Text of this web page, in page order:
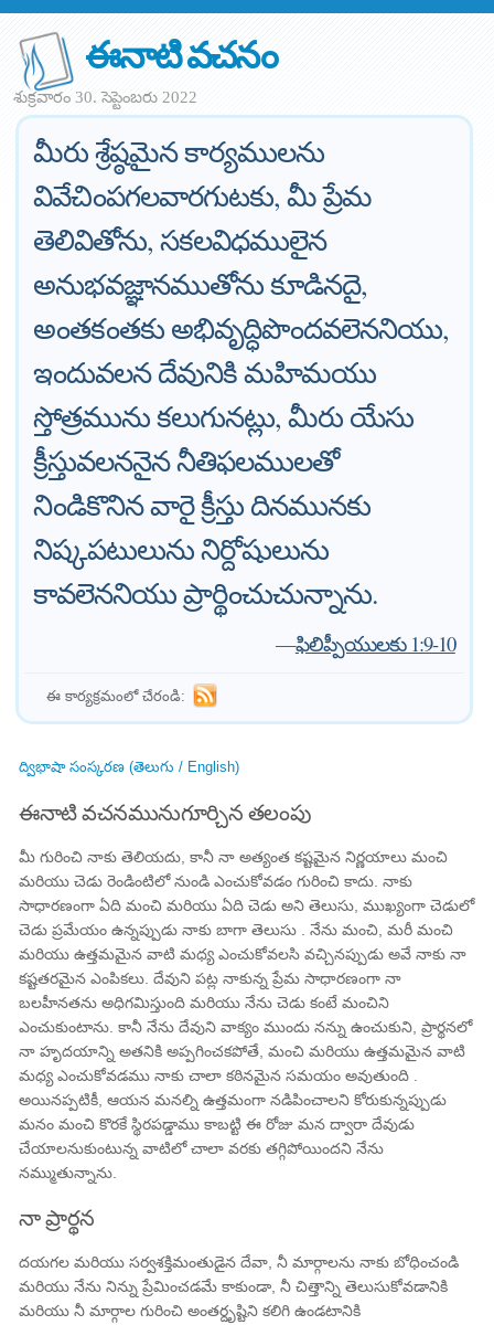
ఈనాటి వచనం
శుక్రవారం 30. సెప్టెంబరు 2022
మీరు శ్రేష్ఠమైన కార్యములను
వివేచింపగలవారగుటకు, మీ ప్రేమ
తెలివితోను, సకలవిధములైన
అనుభవజ్ఞానముతోను కూడినదై,
అంతకంతకు అభివృద్ధిపొందవలెననియు,
ఇందువలన దేవునికి మహిమయు
స్తోత్రమును కలుగునట్లు, మీరు యేసు
క్రీస్తువలననైన నీతిఫలములతో
నిండికొనిన వారై క్రీస్తు దినమునకు
నిష్కపటులును నిర్దోషులును
కావలెననియు ప్రార్థించుచున్నాను.
—ఫిలిప్పీయులకు 1:9-10
ఈ కార్యక్రమంలో చేరండి:
ద్విభాషా సంస్కరణ (తెలుగు / English)
ఈనాటి వచనమునుగూర్చిన తలంపు
మీ గురించి నాకు తెలియదు, కానీ నా అత్యంత కష్టమైన నిర్ణయాలు మంచి
మరియు చెడు రెండింటిలో నుండి ఎంచుకోవడం గురించి కాదు. నాకు
సాధారణంగా ఏది మంచి మరియు ఏది చెడు అని తెలుసు, ముఖ్యంగా చెడులో
చెడు ప్రమేయం ఉన్నప్పుడు నాకు బాగా తెలుసు . నేను మంచి, మరీ మంచి
మరియు ఉత్తమమైన వాటి మధ్య ఎంచుకోవలసి వచ్చినప్పుడు అవే నాకు నా
కష్టతరమైన ఎంపికలు. దేవుని పట్ల నాకున్న ప్రేమ సాధారణంగా నా
బలహీనతను అధిగమిస్తుంది మరియు నేను చెడు కంటే మంచిని
ఎంచుకుంటాను. కానీ నేను దేవుని వాక్యం ముందు నన్ను ఉంచుకుని, ప్రార్థనలో
నా హృదయాన్ని అతనికి అప్పగించకపోతే, మంచి మరియు ఉత్తమమైన వాటి
మధ్య ఎంచుకోవడము నాకు చాలా కఠినమైన సమయం అవుతుంది .
అయినప్పటికీ, ఆయన మనల్ని ఉత్తమంగా నడిపించాలని కోరుకున్నప్పుడు
మనం మంచి కొరకే స్థిరపడ్డాము కాబట్టి ఈ రోజు మన ద్వారా దేవుడు
చేయాలనుకుంటున్న వాటిలో చాలా వరకు తగ్గిపోయిందని నేను
నమ్ముతున్నాను.
నా ప్రార్థన
దయగల మరియు సర్వశక్తిమంతుడైన దేవా, నీ మార్గాలను నాకు బోధించండి
మరియు నేను నిన్ను ప్రేమించడమే కాకుండా, నీ చిత్తాన్ని తెలుసుకోవడానికి
మరియు నీ మార్గాల గురించి అంతర్దృష్టిని కలిగి ఉండటానికి